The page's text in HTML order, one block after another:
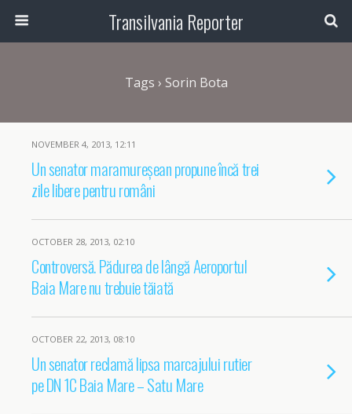
Transilvania Reporter
Tags › Sorin Bota
NOVEMBER 4, 2013, 12:11
Un senator maramureșean propune încă trei
zile libere pentru români
OCTOBER 28, 2013, 02:10
Controversă. Pădurea de lângă Aeroportul
Baia Mare nu trebuie tăiată
OCTOBER 22, 2013, 08:10
Un senator reclamă lipsa marcajului rutier
pe DN 1C Baia Mare – Satu Mare